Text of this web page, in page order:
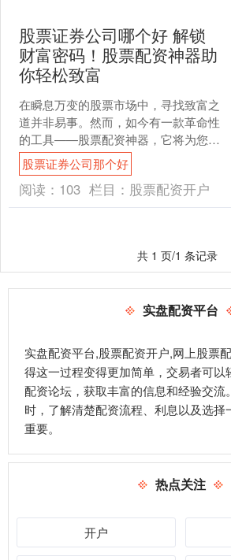
股票证券公司哪个好 解锁
财富密码！股票配资神器助
你轻松致富
在瞬息万变的股票市场中，寻找致富之
道并非易事。然而，如今有一款革命性
的工具——股票配资神器，它将为您打
开财富之门。 * **放大收益：**通过借入
资金，投资者可....
股票证券公司那个好
阅读： 103 栏目： 股票配资开户
共 1 页/1 条记录
实盘配资平台
实盘配资平台,股票配资开户,网上股票
得这一过程变得更加简单，交易者可以
配资论坛，获取丰富的信息和经验交流
时，了解清楚配资流程、利息以及选择
重要。
热点关注
开户